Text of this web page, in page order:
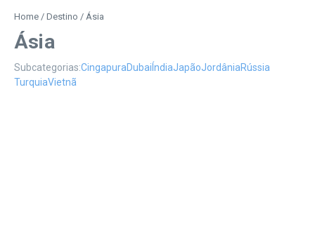
Home / Destino / Ásia
Ásia
Subcategorias:CingapuraDubai ÍndiaJapãoJordâniaRússia
TurquiaVietnã